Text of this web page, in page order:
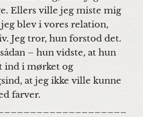
Ellers ville jeg miste mig
blev i vores relation,
Jeg tror, hun forstod det.
– hun vidste, at hun
ind i mørket og
at jeg ikke ville kunne
farver.